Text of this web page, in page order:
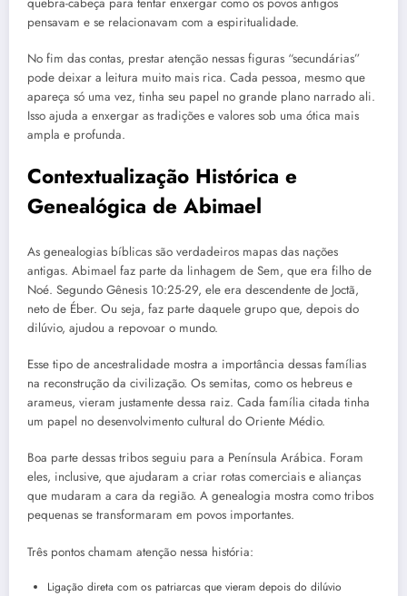
pensavam e se relacionavam com a espiritualidade.
No fim das contas, prestar atenção nessas figuras “secundárias”
pode deixar a leitura muito mais rica. Cada pessoa, mesmo que
apareça só uma vez, tinha seu papel no grande plano narrado ali.
Isso ajuda a enxergar as tradições e valores sob uma ótica mais
ampla e profunda.
Contextualização Histórica e
Genealógica de Abimael
As genealogias bíblicas são verdadeiros mapas das nações
antigas. Abimael faz parte da linhagem de Sem, que era filho de
Noé. Segundo Gênesis 10:25-29, ele era descendente de Joctã,
neto de Éber. Ou seja, faz parte daquele grupo que, depois do
dilúvio, ajudou a repovoar o mundo.
Esse tipo de ancestralidade mostra a importância dessas famílias
na reconstrução da civilização. Os semitas, como os hebreus e
arameus, vieram justamente dessa raiz. Cada família citada tinha
um papel no desenvolvimento cultural do Oriente Médio.
Boa parte dessas tribos seguiu para a Península Arábica. Foram
eles, inclusive, que ajudaram a criar rotas comerciais e alianças
que mudaram a cara da região. A genealogia mostra como tribos
pequenas se transformaram em povos importantes.
Três pontos chamam atenção nessa história:
Ligação direta com os patriarcas que vieram depois do dilúvio